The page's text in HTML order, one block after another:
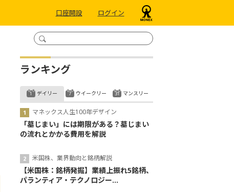
口座開設 ログイン
ランキング
デイリー
マネックス人生100年デザイン
「墓じまい」には期限がある？墓じまい
の流れとかかる費用を解説
米国株、業界動向と銘柄解説
【米国株：銘柄発掘】業績上振れ5銘柄、
パランティア・テクノロジー...
ウイークリー マンスリー